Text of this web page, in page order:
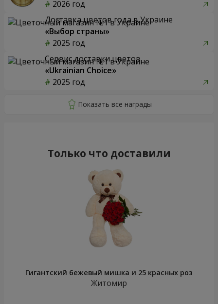
2026 год
Доставка цветов года в Украине
«Выбор страны»
2025 год
Сервис доставки цветов
«Ukrainian Choice»
2025 год
Только что доставили
Гигантский бежевый мишка и 25 красных роз
Житомир